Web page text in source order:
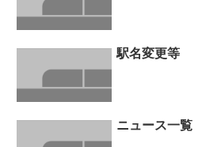
駅名変更等
ニュース一覧